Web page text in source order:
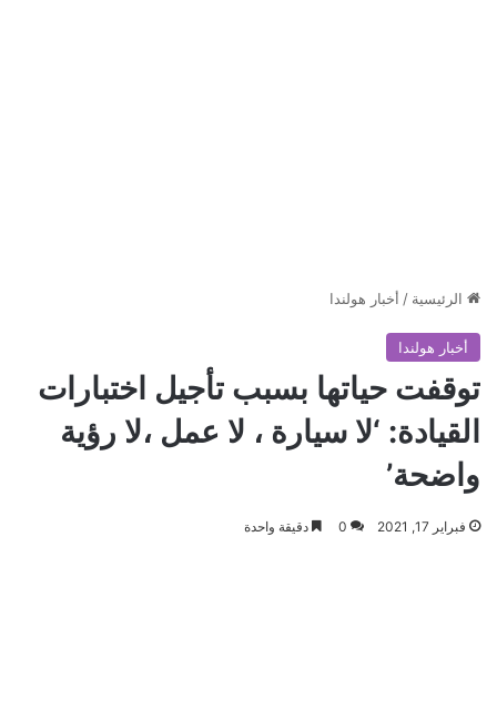
الرئيسية / أخبار هولندا
أخبار هولندا
توقفت حياتها بسبب تأجيل اختبارات
القيادة: ‘لا سيارة ، لا عمل ،لا رؤية
واضحة’
فبراير 17, 2021 0 دقيقة واحدة